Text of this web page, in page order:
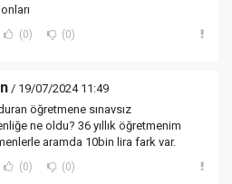
(0) (0)
/ 19/07/2024 11:49
öğretmene sınavsız
ne oldu? 36 yıllık öğretmenim
aramda 10bin lira fark var.
(0) (0)